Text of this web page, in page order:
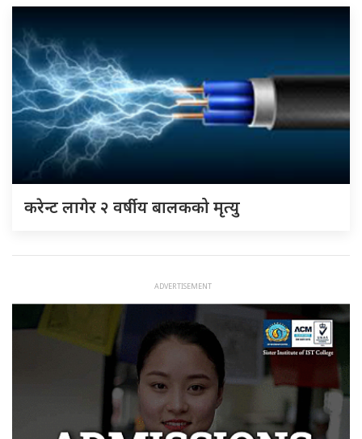
करेन्ट लागेर २ वर्षीय बालकको मृत्यु